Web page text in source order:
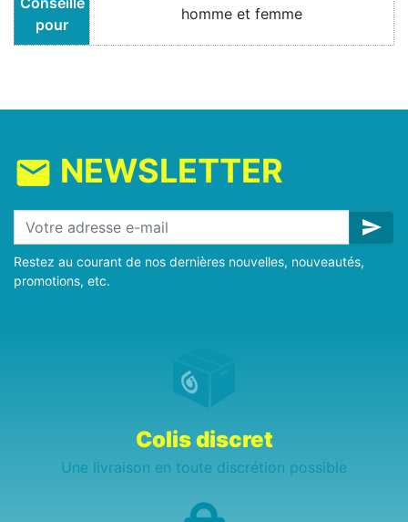
pour
homme et femme
mail NEWSLETTER
send
Restez au courant de nos dernières nouvelles, nouveautés,
promotions, etc.
Colis discret
Une livraison en toute discrétion possible